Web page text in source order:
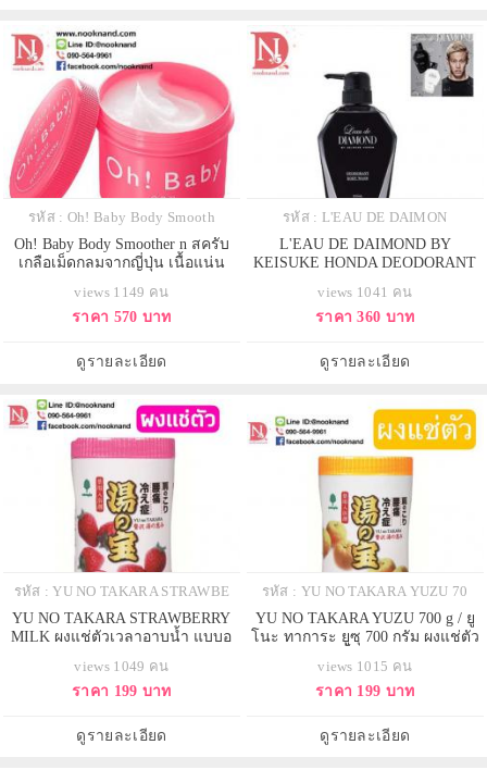
รหัส : Oh! Baby Body Smooth
Oh! Baby Body Smoother n สครับ
เกลือเม็ดกลมจากญี่ปุ่น เนื้อแน่น
views 1149 คน
ราคา 570 บาท
ดูรายละเอียด
รหัส : L'EAU DE DAIMON
L'EAU DE DAIMOND BY
KEISUKE HONDA DEODORANT
views 1041 คน
ราคา 360 บาท
ดูรายละเอียด
รหัส : YU NO TAKARA STRAWBE
YU NO TAKARA STRAWBERRY
MILK ผงแช่ตัวเวลาอาบน้ำ แบบอ
views 1049 คน
ราคา 199 บาท
ดูรายละเอียด
รหัส : YU NO TAKARA YUZU 70
YU NO TAKARA YUZU 700 g / ยู
โนะ ทาการะ ยูซุ 700 กรัม ผงแช่ตัว
views 1015 คน
ราคา 199 บาท
ดูรายละเอียด